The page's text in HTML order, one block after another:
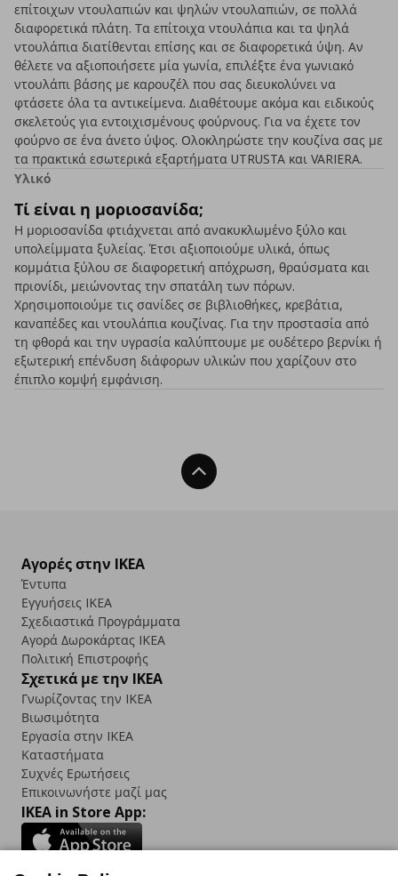
επίτοιχων ντουλαπιών και ψηλών ντουλαπιών, σε πολλά
διαφορετικά πλάτη. Τα επίτοιχα ντουλάπια και τα ψηλά
ντουλάπια διατίθενται επίσης και σε διαφορετικά ύψη. Αν
θέλετε να αξιοποιήσετε μία γωνία, επιλέξτε ένα γωνιακό
ντουλάπι βάσης με καρουζέλ που σας διευκολύνει να
φτάσετε όλα τα αντικείμενα. Διαθέτουμε ακόμα και ειδικούς
σκελετούς για εντοιχισμένους φούρνους. Για να έχετε τον
φούρνο σε ένα άνετο ύψος. Ολοκληρώστε την κουζίνα σας με
τα πρακτικά εσωτερικά εξαρτήματα UTRUSTA και VARIERA.
Υλικό
Τί είναι η μοριοσανίδα;
Η μοριοσανίδα φτιάχνεται από ανακυκλωμένο ξύλο και
υπολείμματα ξυλείας. Έτσι αξιοποιούμε υλικά, όπως
κομμάτια ξύλου σε διαφορετική απόχρωση, θραύσματα και
πριονίδι, μειώνοντας την σπατάλη των πόρων.
Χρησιμοποιούμε τις σανίδες σε βιβλιοθήκες, κρεβάτια,
καναπέδες και ντουλάπια κουζίνας. Για την προστασία από
τη φθορά και την υγρασία καλύπτουμε με ουδέτερο βερνίκι ή
εξωτερική επένδυση διάφορων υλικών που χαρίζουν στο
έπιπλο κομψή εμφάνιση.
Back To Top
Αγορές στην IKEA
Έντυπα
Εγγυήσεις IKEA
Σχεδιαστικά Προγράμματα
Αγορά Δωρoκάρτας IKEA
Πολιτική Επιστροφής
Σχετικά με την IKEA
Γνωρίζοντας την IKEA
Βιωσιμότητα
Εργασία στην IKEA
Καταστήματα
Συχνές Ερωτήσεις
Επικοινωνήστε μαζί μας
IKEA in Store App: